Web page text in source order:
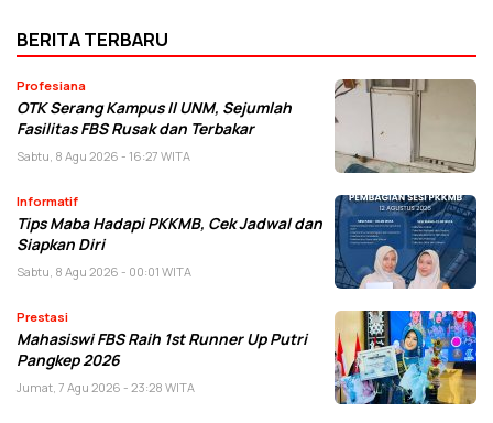
BERITA TERBARU
Profesiana
OTK Serang Kampus II UNM, Sejumlah
Fasilitas FBS Rusak dan Terbakar
Sabtu, 8 Agu 2026 - 16:27 WITA
Informatif
Tips Maba Hadapi PKKMB, Cek Jadwal dan
Siapkan Diri
Sabtu, 8 Agu 2026 - 00:01 WITA
Prestasi
Mahasiswi FBS Raih 1st Runner Up Putri
Pangkep 2026
Jumat, 7 Agu 2026 - 23:28 WITA